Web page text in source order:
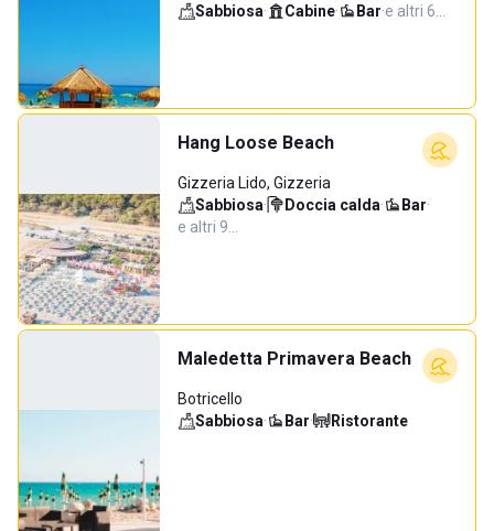
Sabbiosa· Cabine· Bar·e altri 6…
Hang Loose Beach
Gizzeria Lido, Gizzeria
Sabbiosa· Doccia calda· Bar·
e altri 9…
Maledetta Primavera Beach
Botricello
Sabbiosa· Bar· Ristorante